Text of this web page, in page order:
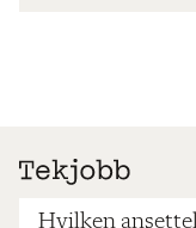
Hvilken